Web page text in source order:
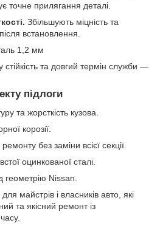
точне прилягання деталі.
Збільшують міцність та
встановлення.
1,2 мм
стійкість та довгий термін служби —
підлоги
та жорсткість кузова.
корозії.
без заміни всієї секції.
оцинкованої сталі.
геометрію Nissan.
майстрів і власників авто, які
та якісний ремонт із